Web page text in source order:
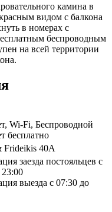
камина в
видом с балкона
в номерах с
беспроводным
на всей территории
Wi-Fi, Беспроводной
бесплатно
Frideikis 40A
заезда постояльцев с
23:00
выезда с 07:30 до